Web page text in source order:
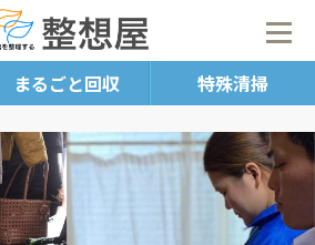
まるごと回収 特殊清掃